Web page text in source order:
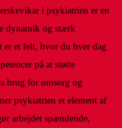
i psykiatrien er en
dynamik og stærk
et felt, hvor du hver dag
på at støtte
brug for omsorg og
psykiatrien et element af
arbejdet spændende,